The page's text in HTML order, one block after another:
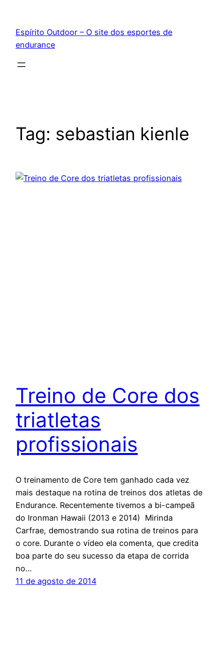
conteúdo
Espírito Outdoor – O site dos esportes de
endurance
Tag: sebastian kienle
Treino de Core dos
triatletas
profissionais
O treinamento de Core tem ganhado cada vez
mais destaque na rotina de treinos dos atletas de
Endurance. Recentemente tivemos a bi-campeã
do Ironman Hawaii (2013 e 2014) Mirinda
Carfrae, demostrando sua rotina de treinos para
o core. Durante o vídeo ela comenta, que credita
boa parte do seu sucesso da etapa de corrida
no…
11 de agosto de 2014